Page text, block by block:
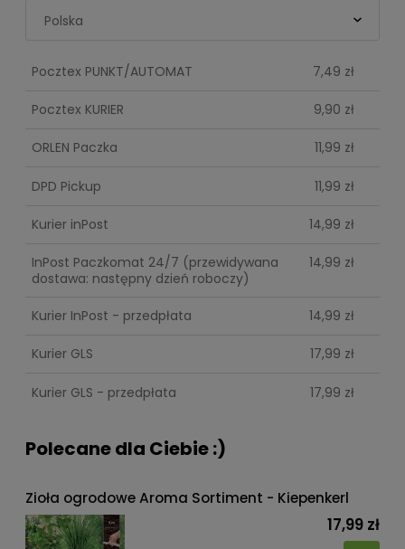
Pocztex PUNKT/AUTOMAT 7,49 zł
Pocztex KURIER 9,90 zł
ORLEN Paczka 11,99 zł
DPD Pickup 11,99 zł
Kurier inPost 14,99 zł
InPost Paczkomat 24/7 (przewidywana
dostawa: następny dzień roboczy)
14,99 zł
Kurier InPost - przedpłata 14,99 zł
Kurier GLS 17,99 zł
Kurier GLS - przedpłata 17,99 zł
Polecane dla Ciebie :)
Zioła ogrodowe Aroma Sortiment - Kiepenkerl
17,99 zł